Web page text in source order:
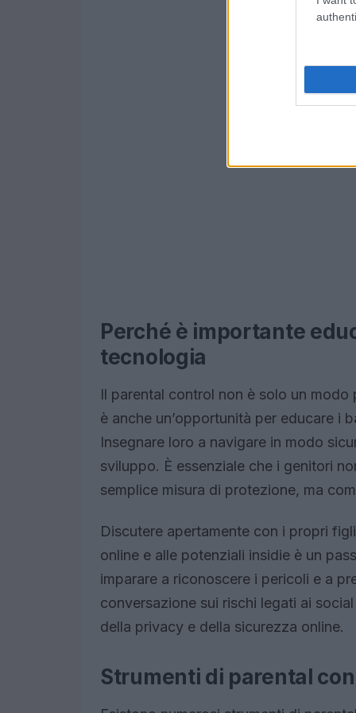
Perché è importante
tecnologia
Il parental control non è solo un modo
è anche un’opportunità per educare i
Insegnare loro a navigare in modo
sviluppo. È essenziale che i genitori
semplice misura di protezione, ma
Discutere apertamente con i propri
online e alle potenziali insidie è un
imparare a riconoscere i pericoli e a
conversazione sui rischi legati ai
della privacy e della sicurezza online.
Strumenti di parental